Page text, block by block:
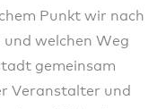
Punkt wir nach
welchen Weg
gemeinsam
Veranstalter und